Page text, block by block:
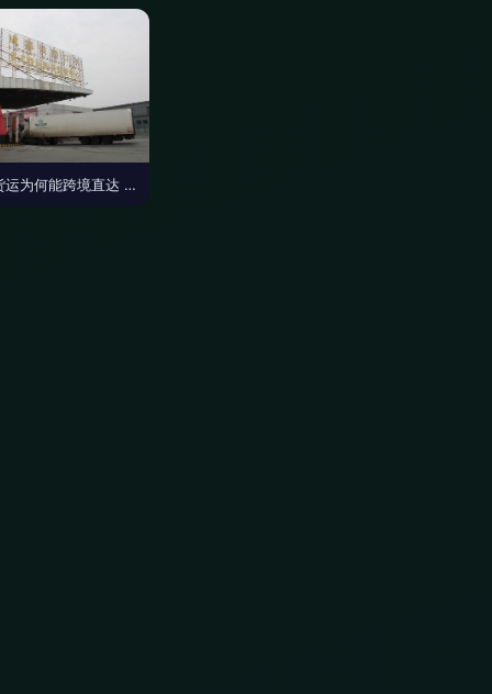
公路货运为何能跨境直达 原来是贴了这个标识